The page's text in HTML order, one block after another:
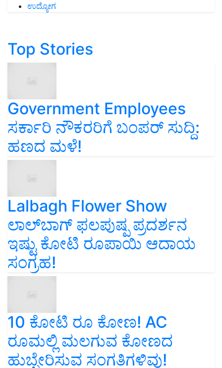
ಉದ್ಯೋಗ
Top Stories
Government Employees
ಸರ್ಕಾರಿ ನೌಕರರಿಗೆ ಬಂಪರ್‌ ಸುದ್ದಿ:
ಹಣದ ಮಳೆ!
Lalbagh Flower Show
ಲಾಲ್‌ಬಾಗ್ ಫಲಪುಷ್ಪ ಪ್ರದರ್ಶನ
ಇಷ್ಟು ಕೋಟಿ ರೂಪಾಯಿ ಆದಾಯ
ಸಂಗ್ರಹ!
10 ಕೋಟಿ ರೂ ಕೋಣ! AC
ರೂಮಲ್ಲಿ ಮಲಗುವ ಕೋಣದ
ಹುಬ್ಬೇರಿಸುವ ಸಂಗತಿಗಳಿವು!